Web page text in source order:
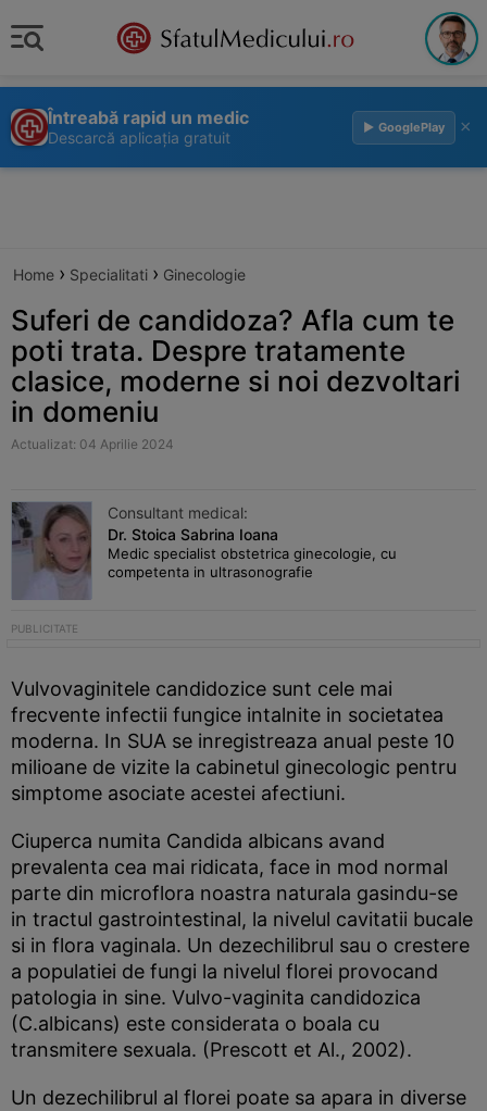
Întreabă rapid un medic
Descarcă aplicația gratuit
▶ GooglePlay ×
Home › Specialitati › Ginecologie
Suferi de candidoza? Afla cum te
poti trata. Despre tratamente
clasice, moderne si noi dezvoltari
in domeniu
Actualizat: 04 Aprilie 2024
Consultant medical:
Dr. Stoica Sabrina Ioana
Medic specialist obstetrica ginecologie, cu
competenta in ultrasonografie
Vulvovaginitele candidozice sunt cele mai
frecvente infectii fungice intalnite in societatea
moderna. In SUA se inregistreaza anual peste 10
milioane de vizite la cabinetul ginecologic pentru
simptome asociate acestei afectiuni.
Ciuperca numita Candida albicans avand
prevalenta cea mai ridicata, face in mod normal
parte din microflora noastra naturala gasindu-se
in tractul gastrointestinal, la nivelul cavitatii bucale
si in flora vaginala. Un dezechilibrul sau o crestere
a populatiei de fungi la nivelul florei provocand
patologia in sine. Vulvo-vaginita candidozica
(C.albicans) este considerata o boala cu
transmitere sexuala. (Prescott et Al., 2002).
Un dezechilibrul al florei poate sa apara in diverse